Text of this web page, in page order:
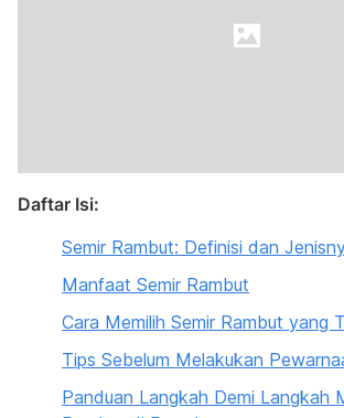
Daftar Isi:
Semir Rambut: Definisi dan
Manfaat Semir Rambut
Cara Memilih Semir Rambut yang
Tips Sebelum Melakukan
Panduan Langkah Demi Langkah